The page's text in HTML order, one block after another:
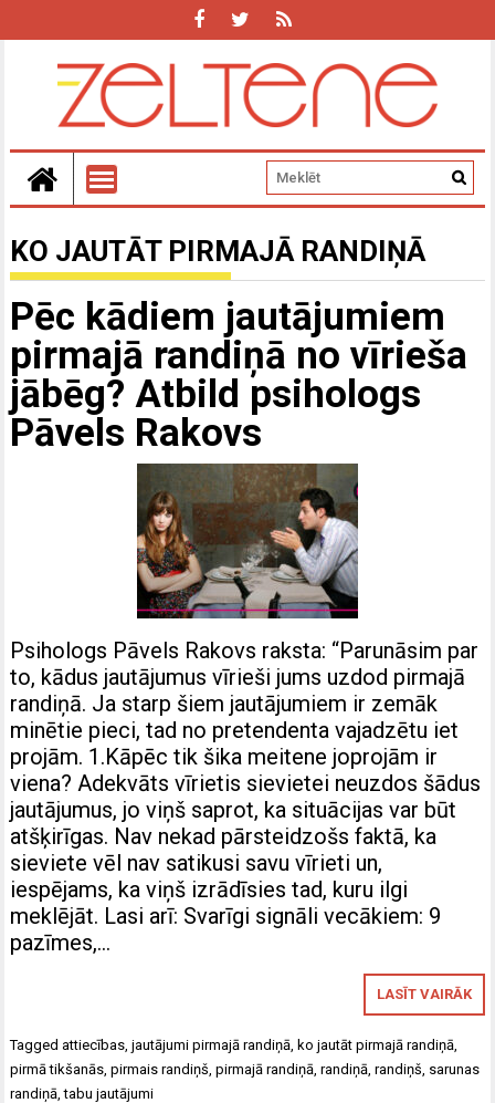
KO JAUTĀT PIRMAJĀ RANDIŅĀ
Pēc kādiem jautājumiem
pirmajā randiņā no vīrieša
jābēg? Atbild psihologs
Pāvels Rakovs
Psihologs Pāvels Rakovs raksta: “Parunāsim par
to, kādus jautājumus vīrieši jums uzdod pirmajā
randiņā. Ja starp šiem jautājumiem ir zemāk
minētie pieci, tad no pretendenta vajadzētu iet
projām. 1.Kāpēc tik šika meitene joprojām ir
viena? Adekvāts vīrietis sievietei neuzdos šādus
jautājumus, jo viņš saprot, ka situācijas var būt
atšķirīgas. Nav nekad pārsteidzošs faktā, ka
sieviete vēl nav satikusi savu vīrieti un,
iespējams, ka viņš izrādīsies tad, kuru ilgi
meklējāt. Lasi arī: Svarīgi signāli vecākiem: 9
pazīmes,…
LASĪT VAIRĀK
Taggedattiecības ,jautājumi pirmajā randiņā ,ko jautāt pirmajā randiņā
pirmā tikšanās ,pirmais randiņš ,pirmajā randiņā ,randiņā ,randiņš sarunas
randiņā ,tabu jautājumi